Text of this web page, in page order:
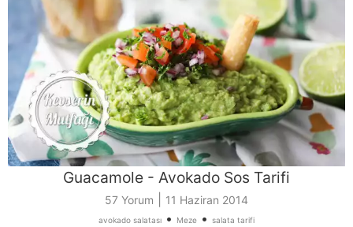
Guacamole - Avokado Sos Tarifi
57 Yorum 11 Haziran 2014
avokado salatası • Meze • salata tarifi